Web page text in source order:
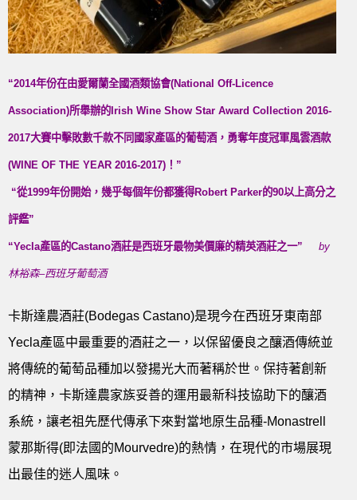
“2014年份在由愛爾蘭全國酒類協會(National Off-Licence
Association)所舉辦的 Irish Wine Show Star Award Collection 2016-
2017大賽中擊敗數千款不同國家產區的葡萄酒，勇奪年度冠軍風雲酒款
(WINE OF THE YEAR 2016-2017) ！ ”
“從1999年份開始，幾乎每個年份都獲得Robert Parker的90以上高分之
評鑑”
“Yecla產區的Castano酒莊是西班牙最物美價廉的精英酒莊之一” by
林裕森–西班牙葡萄酒
卡斯達農酒莊(Bodegas Castano)是現今在西班牙東南部
Yecla產區中最重要的酒莊之一，以保留優良之釀酒傳統並
將傳統的葡萄品種加以發揚光大而著稱於世。保持著創新
的精神，卡斯達農家族妥善的運用最新科技協助下的釀酒
系統，讓老祖先歷代傳承下來對當地原生品種-Monastrell
蒙那斯得(即法國的Mourvedre)的熱情，在現代的市場展現
出最佳的迷人風味。